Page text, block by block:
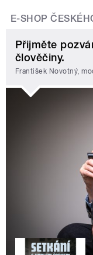
E-SHOP
Přijměte
člověčiny.
František Novotný,